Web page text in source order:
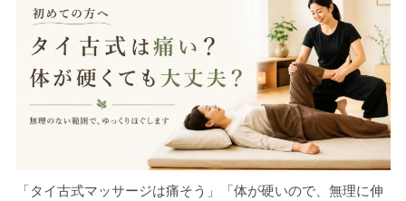
「タイ古式マッサージは痛そう」「体が硬いので、無理に伸